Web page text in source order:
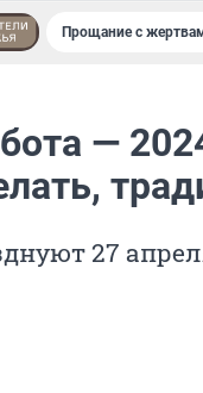
Прощание с
—
27